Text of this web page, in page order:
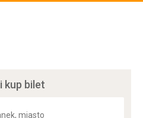
i kup bilet